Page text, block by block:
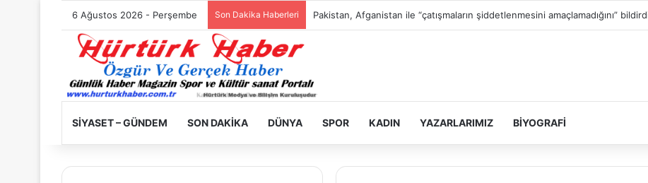
6 Ağustos 2026 - Perşembe Son Dakika Haberleri Filistin topraklarını gasbeden İsrailliler, Batı Şeria’da 3 kasabaya saldırdı
SIYASET – GÜNDEM SON DAKIKA DÜNYA SPOR KADIN YAZARLARIMIZ BIYOGRAFI